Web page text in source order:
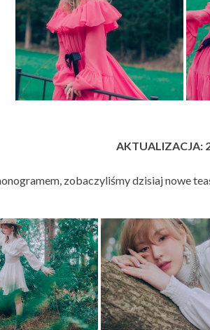
AKTUALIZACJA:
zobaczyliśmy dzisiaj nowe